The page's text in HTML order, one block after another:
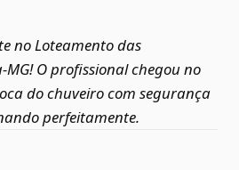
no Loteamento das
O profissional chegou no
do chuveiro com segurança
perfeitamente.